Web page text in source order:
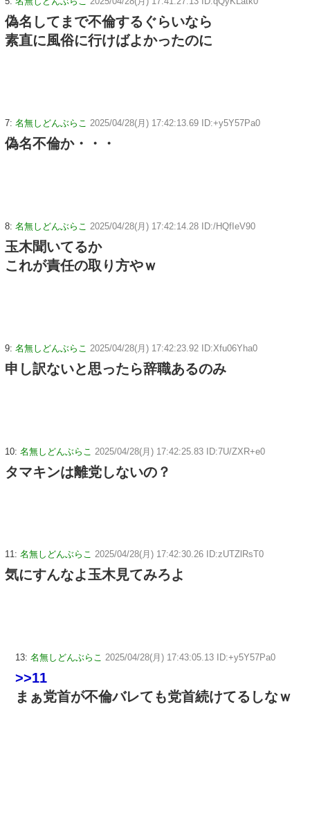
偽名してまで不倫するぐらいなら
素直に風俗に行けばよかったのに
7: 名無しどんぶらこ 2025/04/28(月) 17:42:13.69 ID:+y5Y57Pa0
偽名不倫か・・・
8: 名無しどんぶらこ 2025/04/28(月) 17:42:14.28 ID:/HQfIeV90
玉木聞いてるか
これが責任の取り方やｗ
9: 名無しどんぶらこ 2025/04/28(月) 17:42:23.92 ID:Xfu06Yha0
申し訳ないと思ったら辞職あるのみ
10: 名無しどんぶらこ 2025/04/28(月) 17:42:25.83 ID:7U/ZXR+e0
タマキンは離党しないの？
11: 名無しどんぶらこ 2025/04/28(月) 17:42:30.26 ID:zUTZlRsT0
気にすんなよ玉木見てみろよ
13: 名無しどんぶらこ 2025/04/28(月) 17:43:05.13 ID:+y5Y57Pa0
>>11
まぁ党首が不倫バレても党首続けてるしなｗ